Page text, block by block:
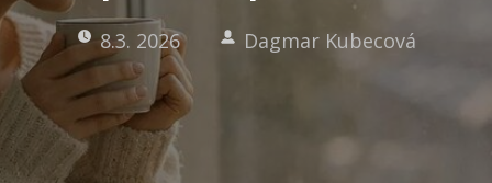
8.3. 2026 Dagmar Kubecová